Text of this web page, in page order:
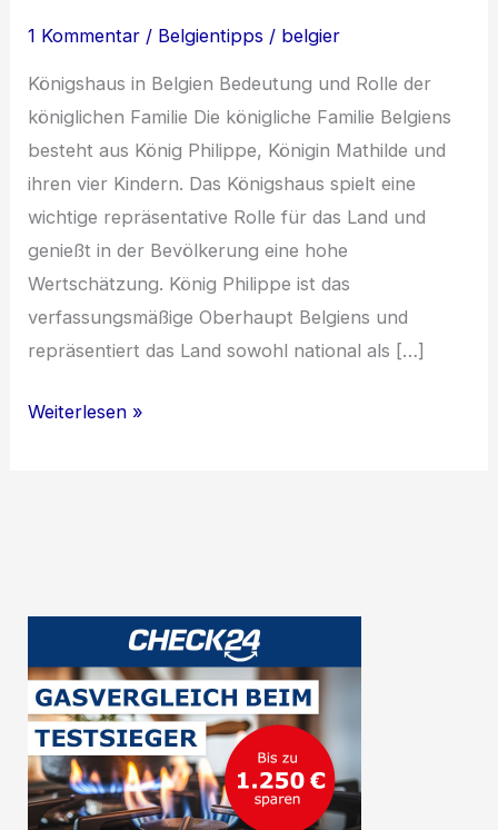
1 Kommentar / Belgientipps / belgier
Königshaus in Belgien Bedeutung und Rolle der
königlichen Familie Die königliche Familie Belgiens
besteht aus König Philippe, Königin Mathilde und
ihren vier Kindern. Das Königshaus spielt eine
wichtige repräsentative Rolle für das Land und
genießt in der Bevölkerung eine hohe
Wertschätzung. König Philippe ist das
verfassungsmäßige Oberhaupt Belgiens und
repräsentiert das Land sowohl national als […]
Belgische
Landwirtschaft
Weiterlesen »